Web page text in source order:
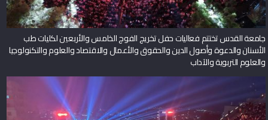
جامعة القدس تختتم فعاليات حفل تخريج الفوج الخامس والأربعين لكليات طب
الأسنان والدعوة وأصول الدين والحقوق والأعمال والاقتصاد والعلوم والتكنولوجيا
والعلوم التربوية والآداب